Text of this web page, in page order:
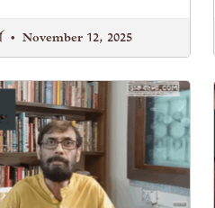
November 12, 2025